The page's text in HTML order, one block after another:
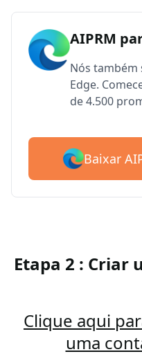
AIPRM
Nós
Edge.
de 4.500
Baixar
Etapa 2 : Criar
Clique aqui
uma